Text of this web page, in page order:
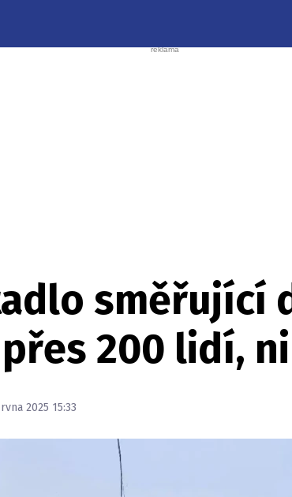
směřující
200 lidí,
2025 15:33